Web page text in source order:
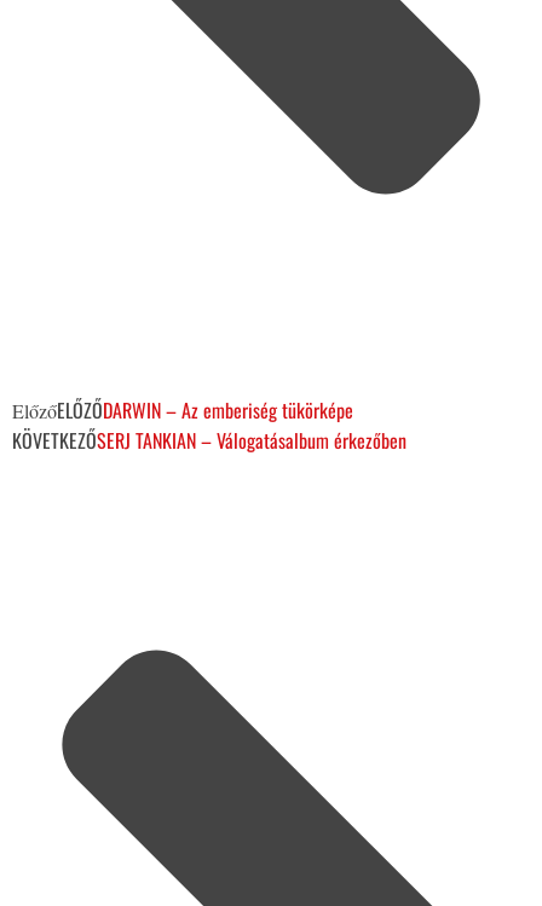
ElőzőELŐZŐDARWIN – Az emberiség tükörképe
KÖVETKEZŐSERJ TANKIAN – Válogatásalbum érkezőben